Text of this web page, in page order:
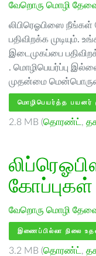
வேறொரு மொழி
லிபிரெஓபிஸை நீங்கள்
பதிவிறக்க முடியும்.
இடைமுகப்பை
. மொழிபெயர்ப்பு
முதன்மை
மொழிபெயர்த்த பயனர்
2.8 MB (தொரண்ட் ,
கோப்புகள்
வேறொரு மொழி
இணைப்பில்லா நிலை
3.2 MB (தொரண்ட் ,